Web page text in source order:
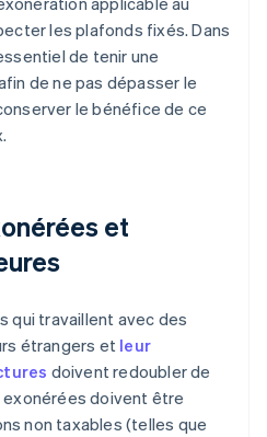
les plafonds fixés. Dans
de tenir une
de ne pas dépasser le
le bénéfice de ce
et
qui travaillent avec des
étrangers et leur
doivent redoubler de
doivent être
non taxables (telles que